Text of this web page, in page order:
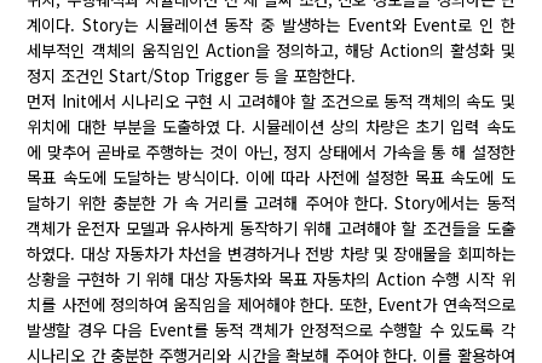
계이다. Story는 시뮬레이션 동작 중 발생하는 Event와 Event로 인 한
세부적인 객체의 움직임인 Action을 정의하고, 해당 Action의 활성화 및
정지 조건인 Start/Stop Trigger 등 을 포함한다.
먼저 Init에서 시나리오 구현 시 고려해야 할 조건으로 동적 객체의 속도 및
위치에 대한 부분을 도출하였 다. 시뮬레이션 상의 차량은 초기 입력 속도
에 맞추어 곧바로 주행하는 것이 아닌, 정지 상태에서 가속을 통 해 설정한
목표 속도에 도달하는 방식이다. 이에 따라 사전에 설정한 목표 속도에 도
달하기 위한 충분한 가 속 거리를 고려해 주어야 한다. Story에서는 동적
객체가 운전자 모델과 유사하게 동작하기 위해 고려해야 할 조건들을 도출
하였다. 대상 자동차가 차선을 변경하거나 전방 차량 및 장애물을 회피하는
상황을 구현하 기 위해 대상 자동차와 목표 자동차의 Action 수행 시작 위
치를 사전에 정의하여 움직임을 제어해야 한다. 또한, Event가 연속적으로
발생할 경우 다음 Event를 동적 객체가 안정적으로 수행할 수 있도록 각
시나리오 간 충분한 주행거리와 시간을 확보해 주어야 한다. 이를 활용하여